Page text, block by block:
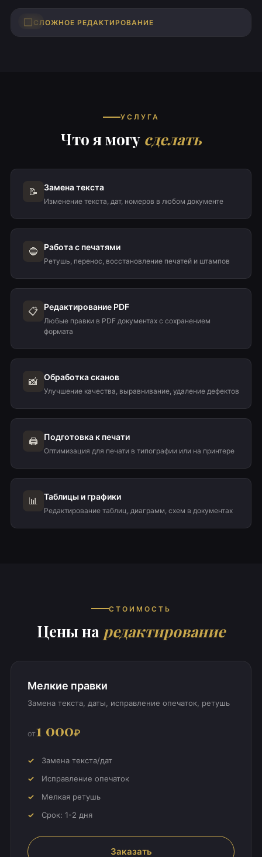
СЛОЖНОЕ РЕДАКТИРОВАНИЕ
ДО
УСЛУГА
Что я могу сделать
📝 Замена текста
Изменение текста, дат, номеров в любом документе
🔵 Работа с печатями
Ретушь, перенос, восстановление печатей и штампов
📋 Редактирование PDF
Любые правки в PDF документах с сохранением
формата
📸 Обработка сканов
Улучшение качества, выравнивание, удаление дефектов
🖨️ Подготовка к печати
Оптимизация для печати в типографии или на принтере
📊 Таблицы и графики
Редактирование таблиц, диаграмм, схем в документах
СТОИМОСТЬ
Цены на редактирование
Мелкие правки
Замена текста, даты, исправление опечаток, ретушь
от1 000₽
Замена текста/дат
Исправление опечаток
Мелкая ретушь
Срок: 1-2 дня
Заказать